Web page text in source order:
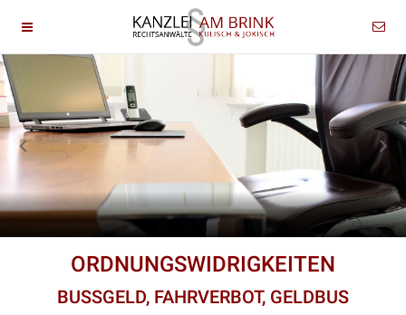
ORDNUNGSWIDRIGKEITEN
BUSSGELD, FAHRVERBOT, GELDBUS